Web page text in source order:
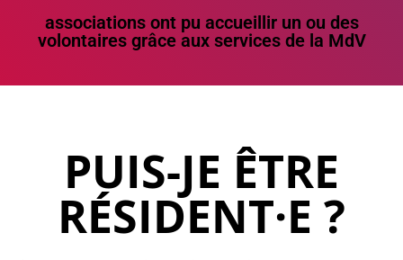
associations ont pu accueillir un ou des
volontaires grâce aux services de la MdV
PUIS-JE ÊTRE
RÉSIDENT·E ?